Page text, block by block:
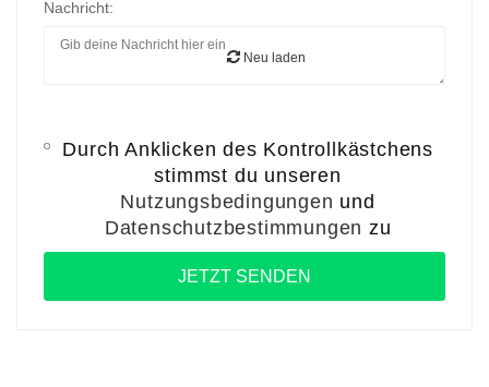
Nachricht:
Neu laden
Durch Anklicken des Kontrollkästchens
stimmst du unseren
Nutzungsbedingungen und
Datenschutzbestimmungen zu